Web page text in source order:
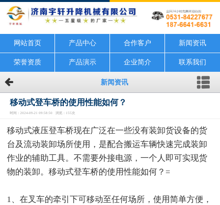
网站首页 产品中心 合作客户 新闻资讯
荣誉资质 产品演示 企业简介 联系我们
新闻资讯
移动式登车桥的使用性能如何？
时间：2024-09-21 09:58:50 浏览：155次
移动式液压登车桥现在广泛在一些没有装卸货设备的货
台及流动装卸场所使用，是配合搬运车辆快速完成装卸
作业的辅助工具。不需要外接电源，一个人即可实现货
物的装卸。移动式登车桥的使用性能如何？=
1、在叉车的牵引下可移动至任何场所，使用简单方便，